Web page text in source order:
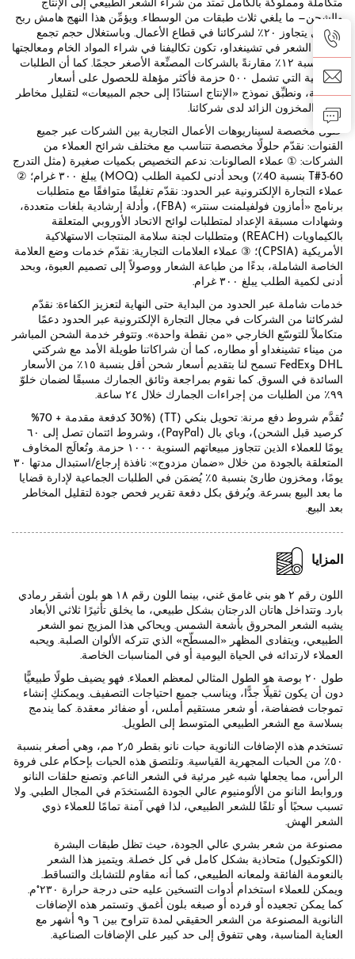
متكاملة ومملوكة بالكامل تمتد من شراء الشعر الطبيعي إلى الإنتاج
والشحن— ما يلغي ثلاث طبقات من الوسطاء. ويؤمِّن هذا النهج هامش ربح
إجمالي يتجاوز ٢٠٪ لشركائنا في قطاع الأعمال. وباستغلال حجم تجمع
صناعة الشعر في تشينغداو، تكون تكاليفنا في شراء المواد الخام ومعالجتها
أقل بنسبة ١٢٪ مقارنةً بالشركات المصنِّعة الأصغر حجمًا. كما أن الطلبات
الجماعية التي تشمل ٥٠٠ حزمة فأكثر مؤهلة للحصول على أسعار
تدريجية، ونطبِّق نموذج «الإنتاج استنادًا إلى حجم المبيعات» لتقليل مخاطر
تراكم المخزون الزائد لدى شركائنا.
حلول مخصصة لسيناريوهات الأعمال التجارية بين الشركات عبر جميع
القنوات: نقدّم حلولًا مخصصة تتناسب مع مختلف شرائح العملاء من
الشركات: ① عملاء الصالونات: ندعم التخصيص بكميات صغيرة (مثل التدرج
T#3-60 بنسبة 40٪) وبحد أدنى لكمية الطلب (MOQ) يبلغ ٣٠٠ غرام؛ ②
عملاء التجارة الإلكترونية عبر الحدود: نقدّم تغليفًا متوافقًا مع متطلبات
برنامج «أمازون فولفيلمنت سنتر» (FBA)، وأدلة إرشادية بلغات متعددة،
وشهادات مسبقة الإعداد لمتطلبات لوائح الاتحاد الأوروبي المتعلقة
بالكيماويات (REACH) ومتطلبات لجنة سلامة المنتجات الاستهلاكية
الأمريكية (CPSIA)؛ ③ عملاء العلامات التجارية: نقدّم خدمات وضع العلامة
الخاصة الشاملة، بدءًا من طباعة الشعار ووصولاً إلى تصميم العبوة، وبحد
أدنى لكمية الطلب يبلغ ٣٠٠ غرام.
خدمات شاملة عبر الحدود من البداية حتى النهاية لتعزيز الكفاءة: نقدّم
لشركائنا من الشركات في مجال التجارة الإلكترونية عبر الحدود دعمًا
متكاملاً للتوسّع الخارجي «من نقطة واحدة». وتتوفر خدمة الشحن المباشر
من ميناء تشينغداو أو مطاره، كما أن شراكاتنا طويلة الأمد مع شركتي
DHL وFedEx تسمح لنا بتقديم أسعار شحن أقل بنسبة ١٥٪ من الأسعار
السائدة في السوق. كما نقوم بمراجعة وثائق الجمارك مسبقًا لضمان خلوّ
٩٩٪ من الطلبات من إجراءات الجمارك خلال ٢٤ ساعة.
تُقدَّم شروط دفع مرنة: تحويل بنكي (TT) (30% كدفعة مقدمة + 70%
كرصيد قبل الشحن)، وباي بال (PayPal)، وشروط ائتمان تصل إلى ٦٠
يومًا للعملاء الذين تتجاوز مبيعاتهم السنوية ١٠٠٠ حزمة. وتُعالَج المخاوف
المتعلقة بالجودة من خلال «ضمان مزدوج»: نافذة إرجاع/استبدال مدتها ٣٠
يومًا، ومخزون طارئ بنسبة ٥٪ يُضمَن في الطلبات الجماعية لإدارة قضايا
ما بعد البيع بسرعة. ويُرفق بكل دفعة تقرير فحص جودة لتقليل المخاطر
بعد البيع.
المزايا
اللون رقم ٢ هو بني غامق غني، بينما اللون رقم ١٨ هو بلون أشقر رمادي
بارد. وتتداخل هاتان الدرجتان بشكل طبيعي، ما يخلق تأثيرًا ثلاثي الأبعاد
يشبه الشعر المحروق بأشعة الشمس. ويحاكي هذا المزيج نمو الشعر
الطبيعي، ويتفادى المظهر «المسطّح» الذي تتركه الألوان الصلبة. ويحبه
العملاء لارتدائه في الحياة اليومية أو في المناسبات الخاصة.
طول ٢٠ بوصة هو الطول المثالي لمعظم العملاء. فهو يضيف طولًا طبيعيًّا
دون أن يكون ثقيلًا جدًّا، ويناسب جميع احتياجات التصفيف. ويمكنكِ إنشاء
تموجات فضفاضة، أو شعر مستقيم أملس، أو ضفائر معقدة. كما يندمج
بسلاسة مع الشعر الطبيعي المتوسط إلى الطويل.
تستخدم هذه الإضافات النانوية حبات نانو بقطر ٢٫٥ مم، وهي أصغر بنسبة
٥٠٪ من الحبات المجهرية القياسية. وتلتصق هذه الحبات بإحكام على فروة
الرأس، مما يجعلها شبه غير مرئية في الشعر الناعم. وتصنع حلقات النانو
وروابط النانو من الألومنيوم عالي الجودة المُستخدَم في المجال الطبي. ولا
تسبب سحبًا أو تلفًا للشعر الطبيعي، لذا فهي آمنة تمامًا للعملاء ذوي
الشعر الهش.
مصنوعة من شعر بشري عالي الجودة، حيث تظل طبقات البشرة
(الكوتكيول) متحاذية بشكل كامل في كل خصلة. ويتميز هذا الشعر
بالنعومة الفائقة ولمعانه الطبيعي، كما أنه مقاوم للتشابك والتساقط.
ويمكن للعملاء استخدام أدوات التسخين عليه حتى درجة حرارة ٢٣٠°م.
كما يمكن تجعيده أو فرده أو صبغه بلون أغمق. وتستمر هذه الإضافات
النانوية المصنوعة من الشعر الحقيقي لمدة تتراوح بين ٦ و٩ أشهر مع
العناية المناسبة، وهي تتفوق إلى حد كبير على الإضافات الصناعية.